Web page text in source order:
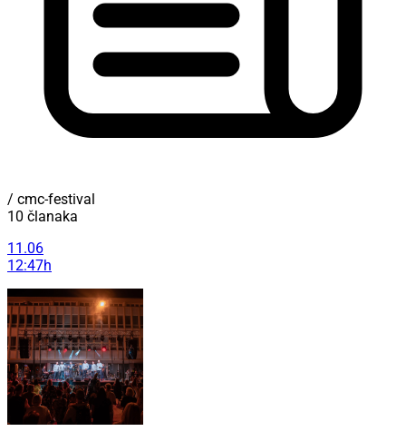
/ cmc-festival
10 članaka
11.06
12:47h